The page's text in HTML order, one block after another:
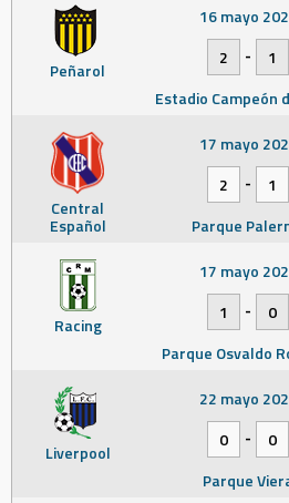
Peñarol
16 mayo
2
-
1
Estadio Campeón
Central
Español
17 mayo
2
-
1
Parque
Racing
17 mayo
1
-
0
Parque Osvaldo
Liverpool
22 mayo
0
-
0
Parque